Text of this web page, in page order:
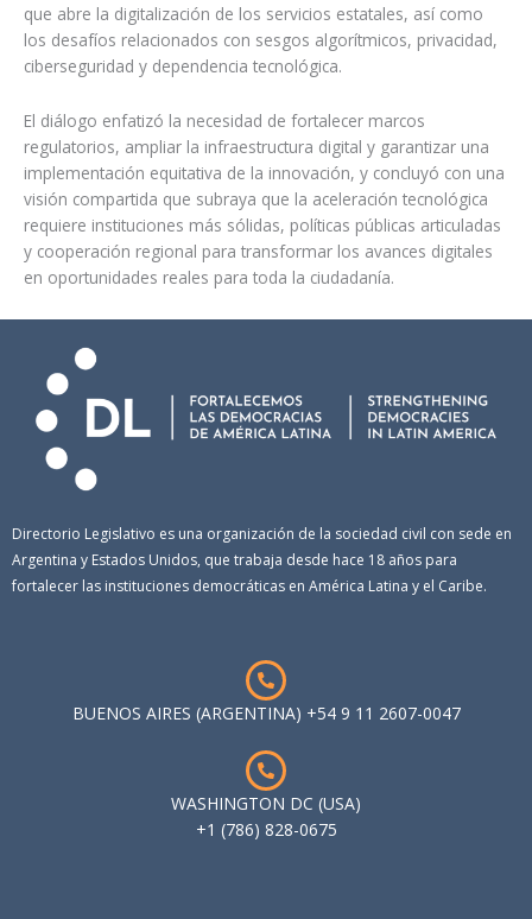
que abre la digitalización de los servicios estatales, así como
los desafíos relacionados con sesgos algorítmicos, privacidad,
ciberseguridad y dependencia tecnológica.
El diálogo enfatizó la necesidad de fortalecer marcos
regulatorios, ampliar la infraestructura digital y garantizar una
implementación equitativa de la innovación, y concluyó con una
visión compartida que subraya que la aceleración tecnológica
requiere instituciones más sólidas, políticas públicas articuladas
y cooperación regional para transformar los avances digitales
en oportunidades reales para toda la ciudadanía.
Directorio Legislativo es una organización de la sociedad civil con sede en
Argentina y Estados Unidos, que trabaja desde hace 18 años para
fortalecer las instituciones democráticas en América Latina y el Caribe.
BUENOS AIRES (ARGENTINA) +54 9 11 2607-0047
WASHINGTON DC (USA)
+1 (786) 828-0675